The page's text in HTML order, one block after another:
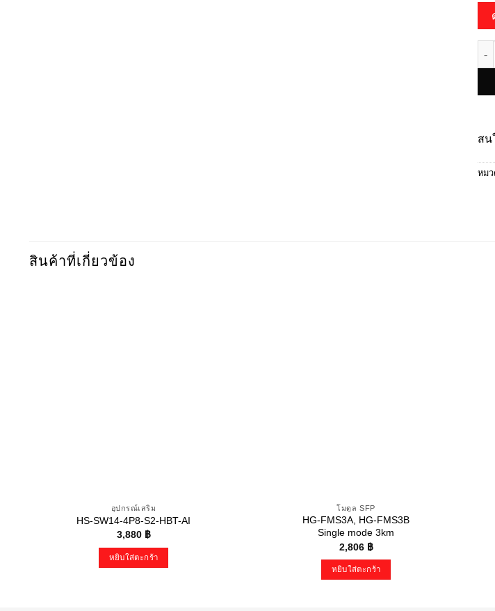
จำ
สน
หม
สินค้าที่เกี่ยวข้อง
อุปกรณ์เสริม
HS-SW14-4P8-S2-HBT-AI
3,880 ฿
หยิบใส่ตะกร้า
โมดูล SFP
HG-FMS3A, HG-FMS3B
Single mode 3km
2,806 ฿
หยิบใส่ตะกร้า